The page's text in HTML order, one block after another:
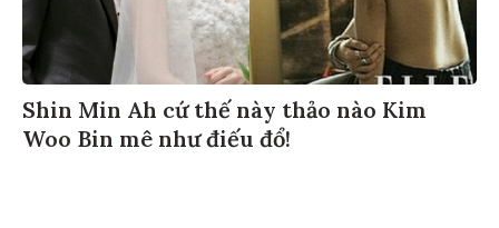
Shin Min Ah cứ thế này thảo nào Kim
Woo Bin mê như điếu đổ!